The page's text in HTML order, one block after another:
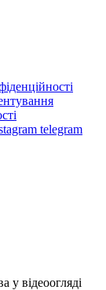
telegram
у відеоогляді